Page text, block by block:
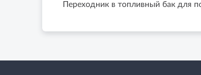
Переходник в топливный бак для